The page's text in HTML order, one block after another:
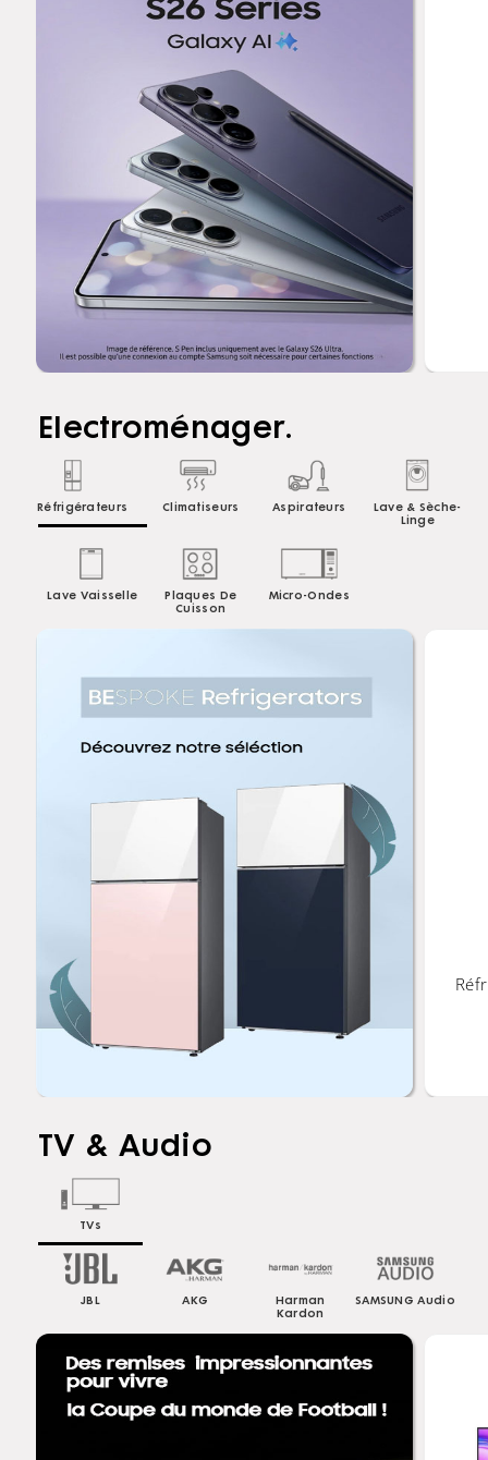
Electroménager.
Réfrigérateurs Climatiseurs Aspirateurs
Lave & Sèche-
Linge
Lave Vaisselle
Plaques De
Cuisson
Micro-Ondes
TV & Audio
TVs
JBL AKG
Harman
Kardon
SAMSUNG Audio